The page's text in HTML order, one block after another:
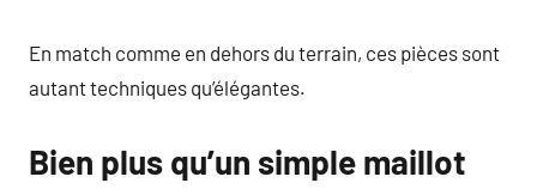
En match comme en dehors du terrain, ces pièces sont
autant techniques qu’élégantes.
Bien plus qu’un simple maillot